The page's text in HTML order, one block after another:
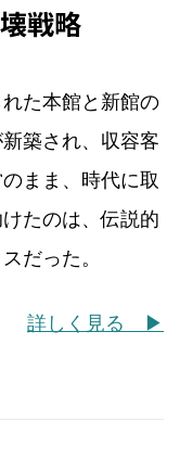
戦略
た本館と新館の
築され、収容客
まま、時代に取
たのは、伝説的
だった。
詳しく見る ▶︎